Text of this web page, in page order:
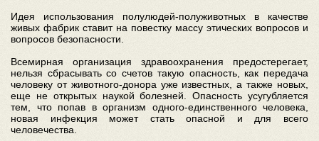
Идея использования полулюдей-полуживотных в качестве
живых фабрик ставит на повестку массу этических вопросов и
вопросов безопасности.
Всемирная организация здравоохранения предостерегает,
нельзя сбрасывать со счетов такую опасность, как передача
человеку от животного-донора уже известных, а также новых,
еще не открытых наукой болезней. Опасность усугубляется
тем, что попав в организм одного-единственного человека,
новая инфекция может стать опасной и для всего
человечества.